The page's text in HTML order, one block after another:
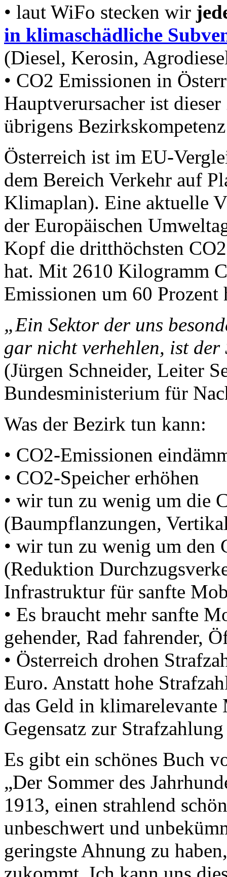
• laut WiFo stecken wir
in klimaschädliche
(Diesel, Kerosin,
• CO2 Emissionen in
Hauptverursacher ist
übrigens
Österreich ist im EU-
dem Bereich Verkehr auf
Klimaplan). Eine aktuelle
der Europäischen
Kopf die dritthöchsten
hat. Mit 2610 Kilogramm
Emissionen um 60
„Ein Sektor der uns
gar nicht verhehlen, ist
(Jürgen Schneider, Leiter
Bundesministerium für
Was der Bezirk tun kann:
• CO2-Emissionen
• CO2-Speicher erhöhen
• wir tun zu wenig um die
(Baumpflanzungen,
• wir tun zu wenig um den
(Reduktion
Infrastruktur für sanfte
• Es braucht mehr sanfte
gehender, Rad fahrender,
• Österreich drohen
Euro. Anstatt hohe
das Geld in klimarelevante
Gegensatz zur
Es gibt ein schönes Buch
„Der Sommer des
1913, einen strahlend
unbeschwert und
geringste Ahnung zu